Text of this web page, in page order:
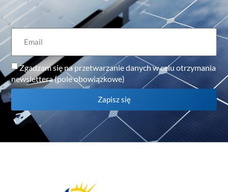
Zgadzam się na przetwarzanie danych w celu otrzymania
newslettera (pole obowiązkowe)
Zapisz się